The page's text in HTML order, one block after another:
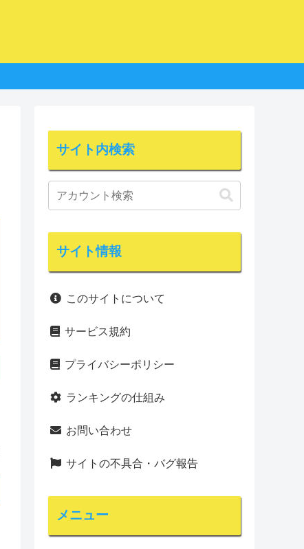
サイト内検索
サイト情報
このサイトについて
サービス規約
プライバシーポリシー
ランキングの仕組み
お問い合わせ
サイトの不具合・バグ報告
メニュー